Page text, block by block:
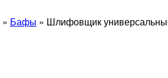
» Бафы » Шлифовщик